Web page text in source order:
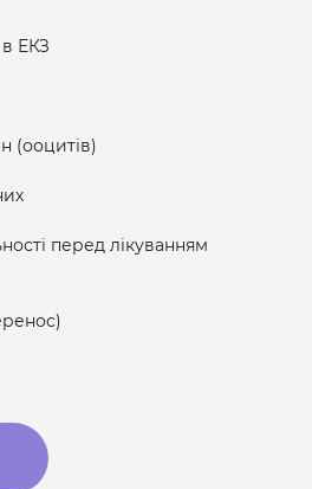
ЕКЗ
(ооцитів)
перед лікуванням